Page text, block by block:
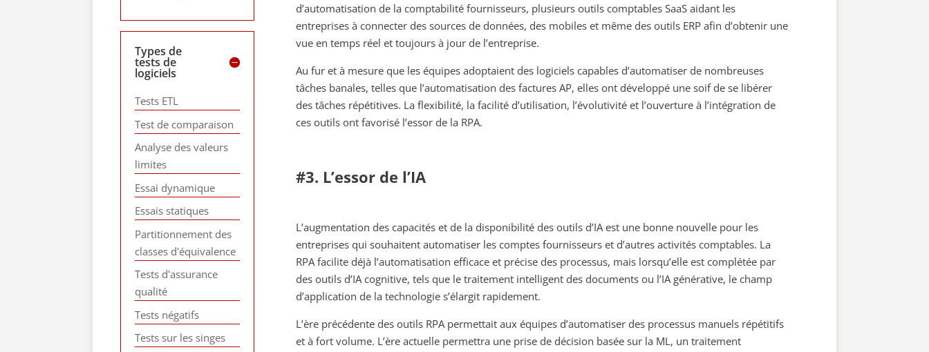
d’automatisation de la comptabilité fournisseurs, plusieurs outils comptables SaaS aidant les
entreprises à connecter des sources de données, des mobiles et même des outils ERP afin d’obtenir une
vue en temps réel et toujours à jour de l’entreprise.
Au fur et à mesure que les équipes adoptaient des logiciels capables d’automatiser de nombreuses
tâches banales, telles que l’automatisation des factures AP, elles ont développé une soif de se libérer
des tâches répétitives. La flexibilité, la facilité d’utilisation, l’évolutivité et l’ouverture à l’intégration de
ces outils ont favorisé l’essor de la RPA.
#3. L’essor de l’IA
L’augmentation des capacités et de la disponibilité des outils d’IA est une bonne nouvelle pour les
entreprises qui souhaitent automatiser les comptes fournisseurs et d’autres activités comptables. La
RPA facilite déjà l’automatisation efficace et précise des processus, mais lorsqu’elle est complétée par
des outils d’IA cognitive, tels que le traitement intelligent des documents ou l’IA générative, le champ
d’application de la technologie s’élargit rapidement.
L’ère précédente des outils RPA permettait aux équipes d’automatiser des processus manuels répétitifs
et à fort volume. L’ère actuelle permettra une prise de décision basée sur la ML, un traitement
Types de
tests de
logiciels
Tests ETL
Test de comparaison
Analyse des valeurs
limites
Essai dynamique
Essais statiques
Partitionnement des
classes d'équivalence
Tests d'assurance
qualité
Tests négatifs
Tests sur les singes